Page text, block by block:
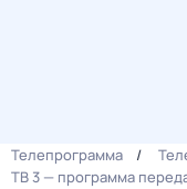
Телепрограмма
ТВ 3 — программа